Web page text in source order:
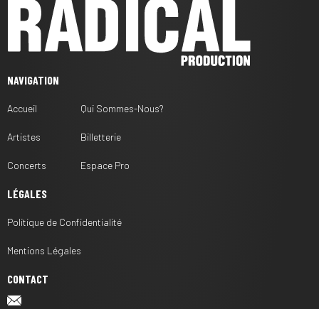
NAVIGATION
Accueil
Artistes
Concerts
Qui Sommes-Nous?
Billetterie
Espace Pro
LÉGALES
Politique de Confidentialité
Mentions Légales
CONTACT